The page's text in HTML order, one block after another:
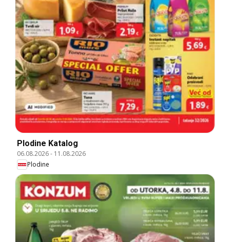
Plodine Katalog
06.08.2026- 11.08.2026
Plodine